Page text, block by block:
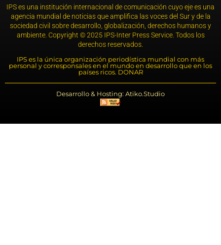
IPS es una institución internacional de comunicación cuyo eje es una
agencia mundial de noticias que amplifica las voces del Sur y de la
sociedad civil sobre desarrollo, globalización, derechos humanos y
ambiente. Copyright © 2025 IPS-Inter Press Service. Todos los
derechos reservados.
IPS es la única organización periodística mundial con más
personal y corresponsales en el mundo en desarrollo que en los
países ricos. DONAR
Desarrollo & Hosting: Atiko.Studio